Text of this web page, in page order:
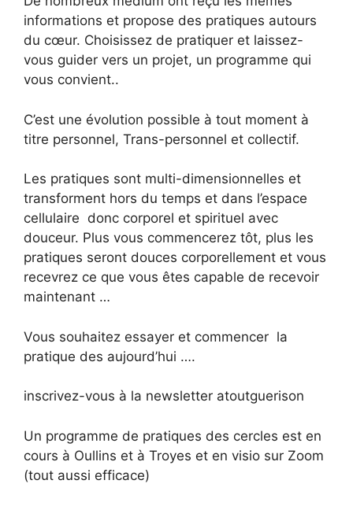
informations et propose des pratiques autours
du cœur. Choisissez de pratiquer et laissez-
vous guider vers un projet, un programme qui
vous convient..
C’est une évolution possible à tout moment à
titre personnel, Trans-personnel et collectif.
Les pratiques sont multi-dimensionnelles et
transforment hors du temps et dans l’espace
cellulaire donc corporel et spirituel avec
douceur. Plus vous commencerez tôt, plus les
pratiques seront douces corporellement et vous
recevrez ce que vous êtes capable de recevoir
maintenant …
Vous souhaitez essayer et commencer la
pratique des aujourd’hui ….
inscrivez-vous à la newsletter atoutguerison
Un programme de pratiques des cercles est en
cours à Oullins et à Troyes et en visio sur Zoom
(tout aussi efficace)